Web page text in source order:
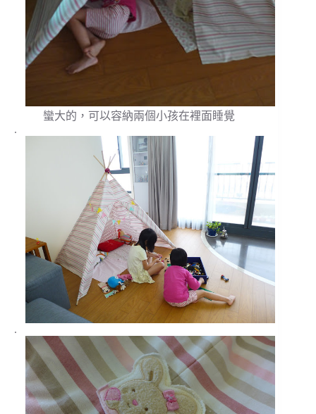
蠻大的，可以容納兩個小孩在裡面睡覺
.
.